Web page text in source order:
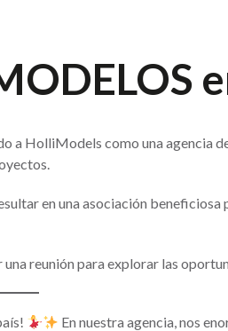
a HolliModels como una agencia
en una asociación
reunión para explorar las
En nuestra agencia, nos